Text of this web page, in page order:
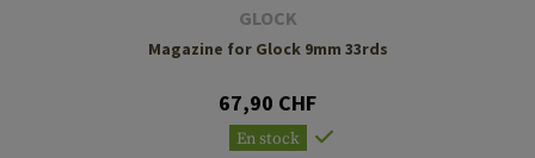
GLOCK
Magazine for Glock 9mm 33rds
67,90 CHF
En stock